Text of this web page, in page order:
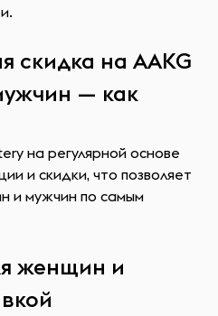
скидка на AAKG
— как
на регулярной основе
и скидки, что позволяет
и мужчин по самым
женщин и